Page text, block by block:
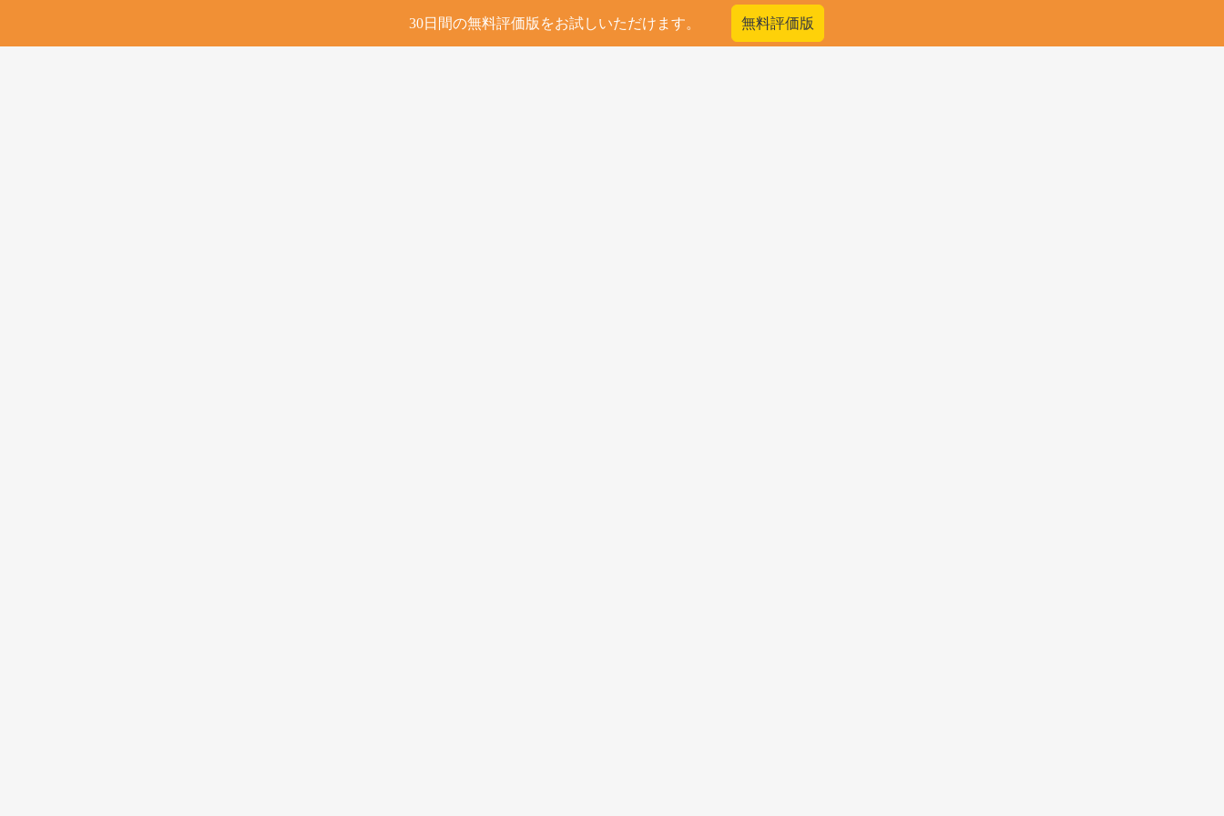
30日間の無料評価版をお試しいただけます。 無料評価版